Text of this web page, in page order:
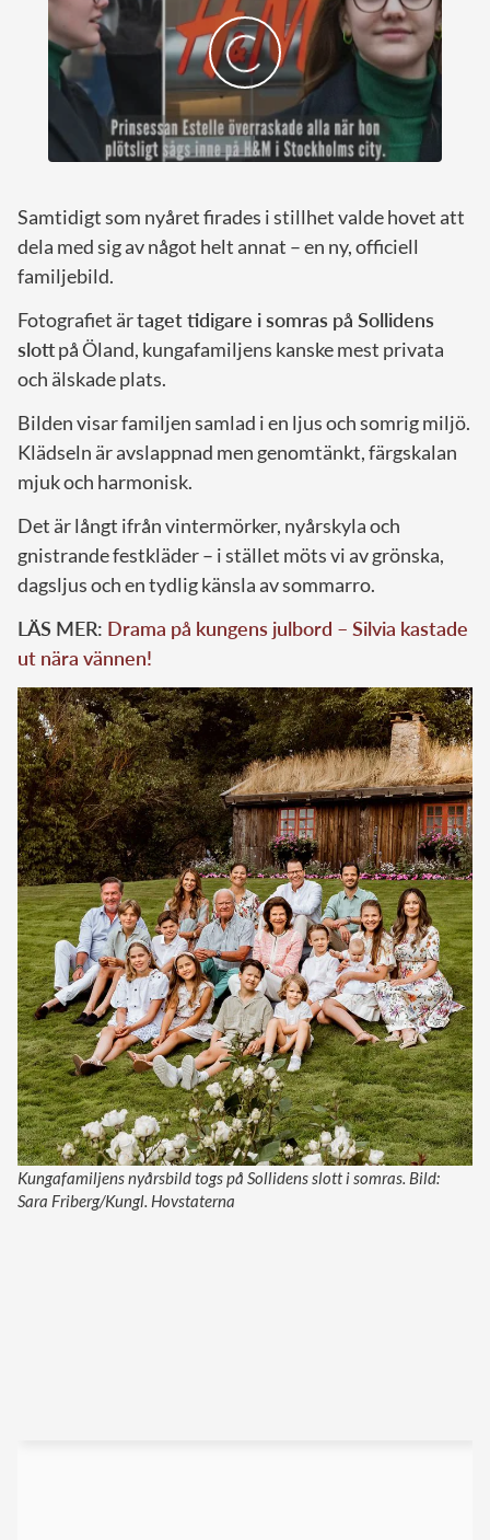
Samtidigt som nyåret firades i stillhet valde hovet att
dela med sig av något helt annat – en ny, officiell
familjebild.
Fotografiet ärtaget tidigare i somras på Sollidens
slottpå Öland, kungafamiljens kanske mest privata
och älskade plats.
Bilden visar familjen samlad i en ljus och somrig miljö.
Klädseln är avslappnad men genomtänkt, färgskalan
mjuk och harmonisk.
Det är långt ifrån vintermörker, nyårskyla och
gnistrande festkläder – i stället möts vi av grönska,
dagsljus och en tydlig känsla av sommarro.
LÄS MER: Drama på kungens julbord – Silvia kastade
ut nära vännen!
Kungafamiljens nyårsbild togs på Sollidens slott i somras. Bild:
Sara Friberg/Kungl. Hovstaterna